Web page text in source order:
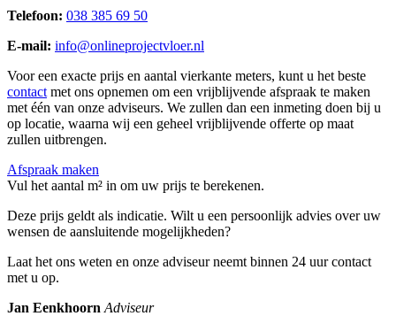
Telefoon: 038 385 69 50
E-mail: info@onlineprojectvloer.nl
Voor een exacte prijs en aantal vierkante meters, kunt u het beste
contact met ons opnemen om een vrijblijvende afspraak te maken
met één van onze adviseurs. We zullen dan een inmeting doen bij u
op locatie, waarna wij een geheel vrijblijvende offerte op maat
zullen uitbrengen.
Afspraak maken
Vul het aantal m² in om uw prijs te berekenen.
Deze prijs geldt als indicatie. Wilt u een persoonlijk advies over uw
wensen de aansluitende mogelijkheden?
Laat het ons weten en onze adviseur neemt binnen 24 uur contact
met u op.
Jan Eenkhoorn Adviseur